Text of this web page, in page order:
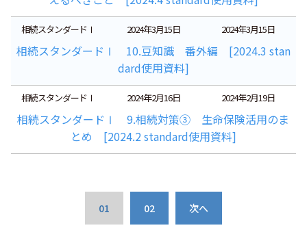
相続スタンダードⅠ 2024年3月15日 2024年3月15日
相続スタンダードⅠ 10.豆知識 番外編 [2024.3 stan
dard使用資料]
相続スタンダードⅠ 2024年2月16日 2024年2月19日
相続スタンダードⅠ 9.相続対策③ 生命保険活用のま
とめ [2024.2 standard使用資料]
01 02 次へ